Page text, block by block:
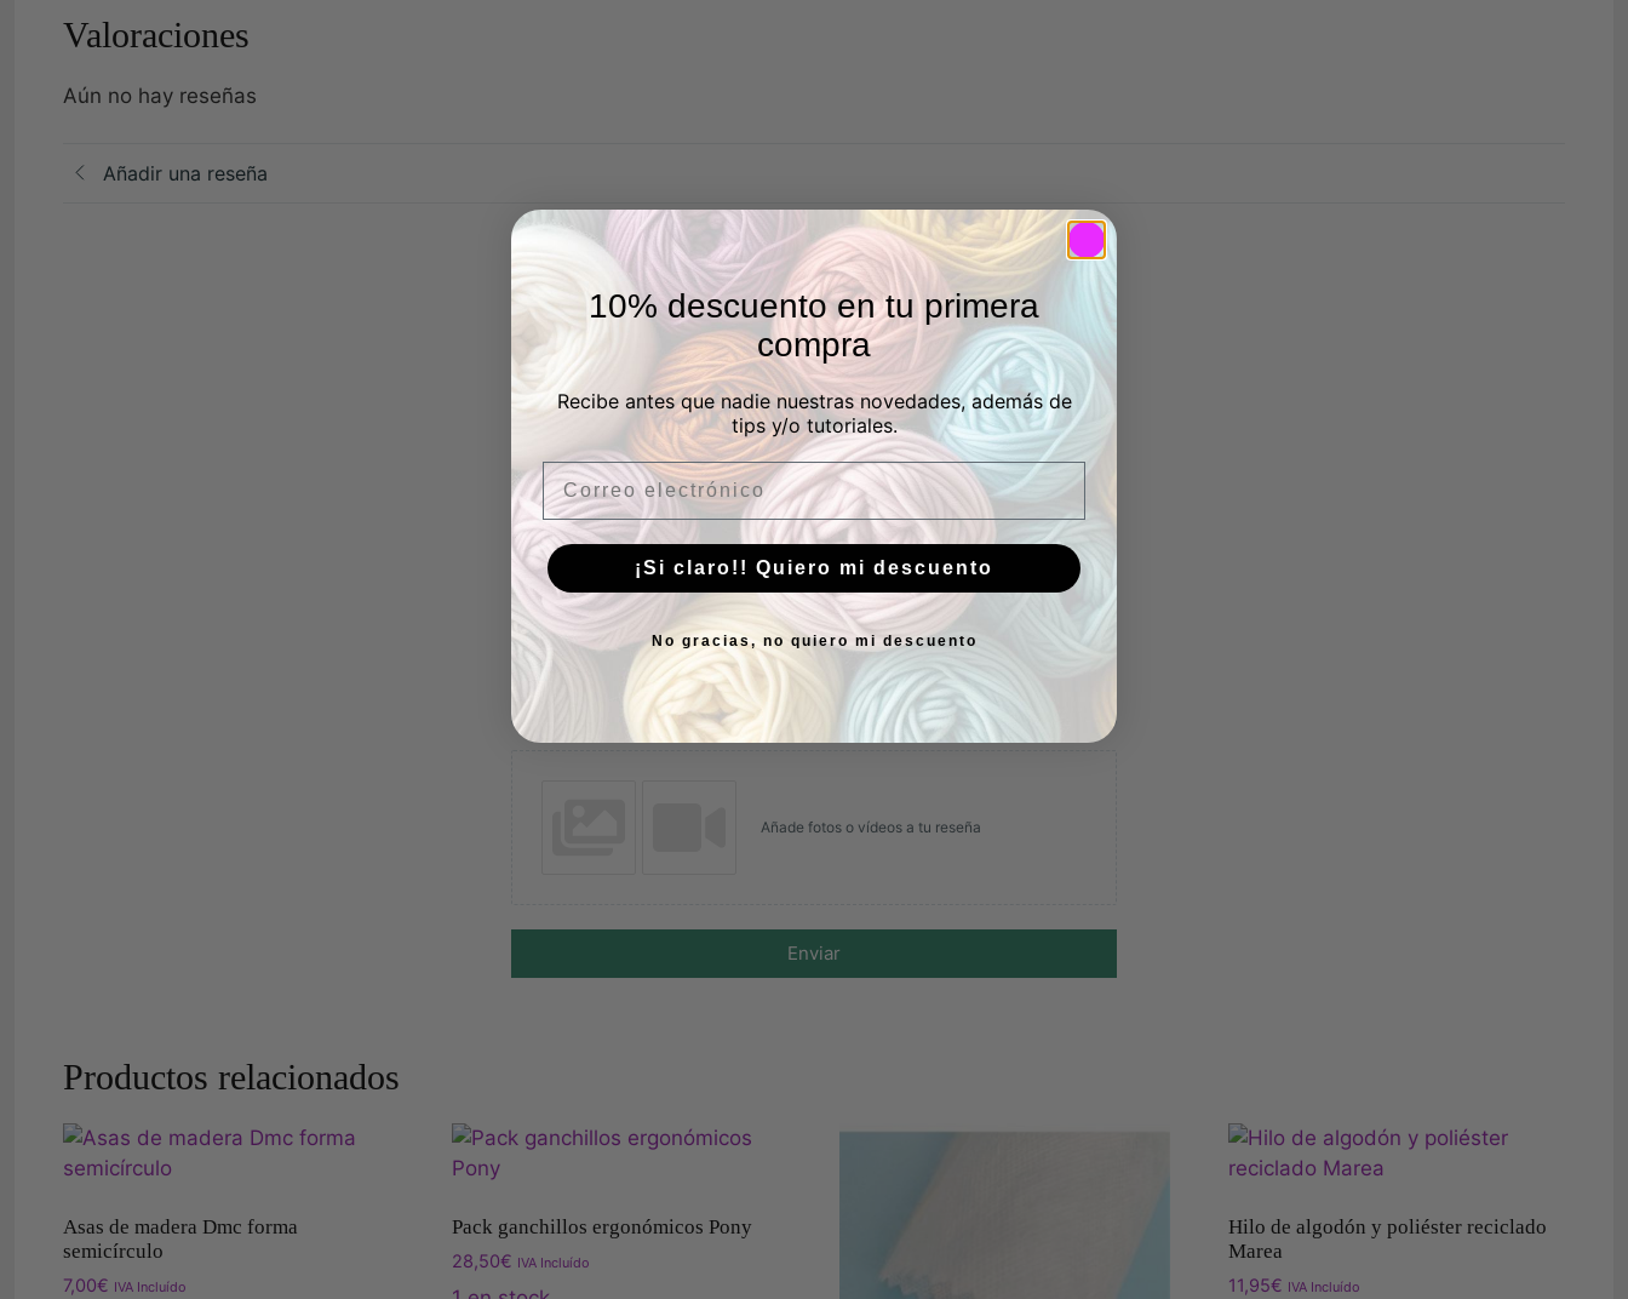
Valoraciones
Aún no hay reseñas
Añadir una reseña
Asas DMC de madera
para bolsos.
Valoración *
0/5
Tu reseña
Nombre Correo electrónico
Añade fotos o vídeos a tu reseña
Enviar
Productos relacionados
Asas de madera Dmc forma
semicírculo
7,00€ IVA Incluído
Pack ganchillos ergonómicos Pony
28,50€ IVA Incluído
Hilo de algodón y poliéster reciclado
Marea
11,95€ IVA Incluído
10% descuento en tu primera
compra
Recibe antes que nadie nuestras novedades, además de
tips y/o tutoriales.
Email
¡Si claro!! Quiero mi descuento
No gracias, no quiero mi descuento